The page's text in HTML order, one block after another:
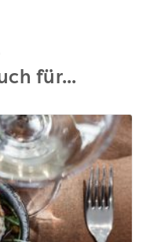
für...